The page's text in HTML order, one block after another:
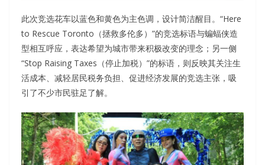
此次竞选花车以蓝色和黄色为主色调，设计简洁醒目。“Here
to Rescue Toronto（拯救多伦多）”的竞选标语与蝙蝠侠造
型相互呼应，表达希望为城市带来积极改变的理念；另一侧
“Stop Raising Taxes（停止加税）”的标语，则反映其关注生
活成本、减轻居民税务负担、促进经济发展的竞选主张，吸
引了不少市民驻足了解。